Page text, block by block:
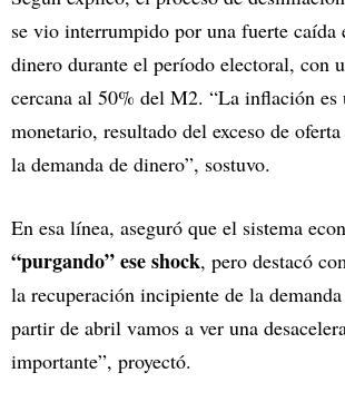
se vio interrumpido por una fuerte caída
dinero durante el período electoral, con
cercana al 50% del M2. “La inflación es
monetario, resultado del exceso de
la demanda de dinero”, sostuvo.
En esa línea, aseguró que el sistema
“purgando” ese shock, pero destacó
la recuperación incipiente de la demanda
partir de abril vamos a ver una
importante”, proyectó.